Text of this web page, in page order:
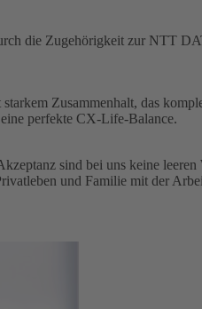
die Zugehörigkeit zur NTT
Zusammenhalt, das
perfekte CX-Life-Balance.
sind bei uns keine
und Familie mit der